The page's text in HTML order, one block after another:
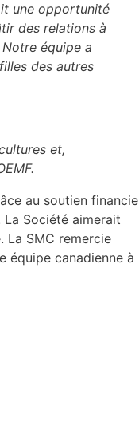
une opportunité
des relations à
équipe a
des autres
et,
au soutien
La Société aimerait
La SMC remercie
équipe canadienne à